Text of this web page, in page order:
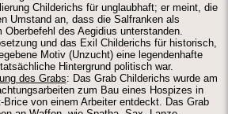
Childerichs für unglaubhaft; er meint, die
Umstand an, dass die Salfranken als
des Aegidius unterstanden.
und das Exil Childerichs für historisch,
Motiv (Unzucht) eine legendenhafte
Hintergrund politisch war.
des Grabs: Das Grab Childerichs wurde am
zum Bau eines Hospizes in
von einem Arbeiter entdeckt. Das Grab